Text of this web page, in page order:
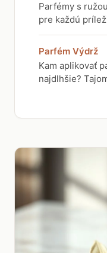
Parfémy s
pre každú
Parfém Výdrž
Kam aplikovať
najdlhšie?